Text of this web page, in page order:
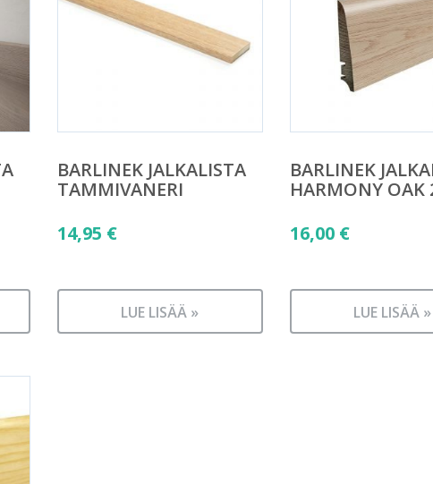
BARLINEK JALKALISTA
TAMMIVANERI
14,95 €
LUE LISÄÄ »
BARLINEK
HARMONY OAK
16,00 €
LUE LISÄÄ »